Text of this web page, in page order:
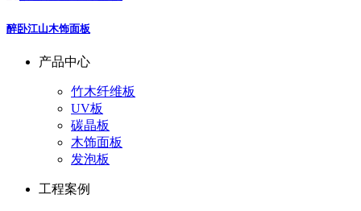
醉卧江山木饰面板
产品中心
竹木纤维板
UV板
碳晶板
木饰面板
发泡板
工程案例